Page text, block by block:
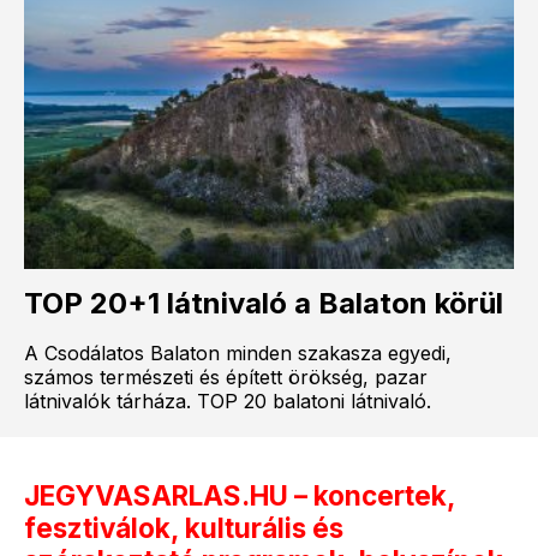
TOP 20+1 látnivaló a Balaton körül
A Csodálatos Balaton minden szakasza egyedi,
számos természeti és épített örökség, pazar
látnivalók tárháza. TOP 20 balatoni látnivaló.
JEGYVASARLAS.HU – koncertek,
fesztiválok, kulturális és